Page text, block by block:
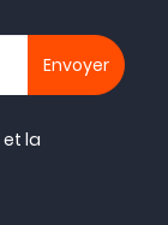
et la